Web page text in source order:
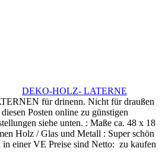
DEKO-HOLZ- LATERNE
für drinenn. Nicht für draußen
Posten online zu günstigen
siehe unten. : Maße ca. 48 x 18
Holz / Glas und Metall : Super schön
in einer VE Preise sind Netto: zu kaufen